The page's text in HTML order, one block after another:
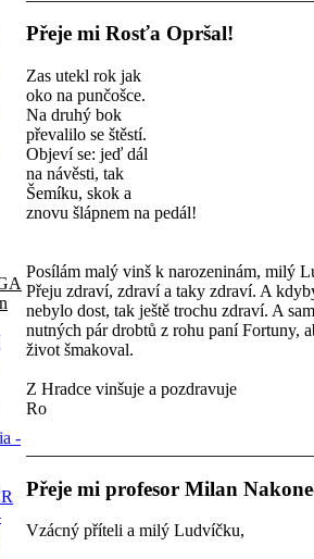
Přeje mi Rosťa Opršal!
Zas utekl rok jak
oko na punčošce.
Na druhý bok
převalilo se štěstí.
Objeví se: jeď dál
na návěsti, tak
Šemíku, skok a
znovu šlápnem na pedál!
Posílám malý vinš k narozeninám, milý
Přeju zdraví, zdraví a taky zdraví. A
nebylo dost, tak ještě trochu zdraví. A
nutných pár drobtů z rohu paní Fortuny,
život šmakoval.
Z Hradce vinšuje a pozdravuje
Ro
Přeje mi profesor Milan
Vzácný příteli a milý Ludvíčku,